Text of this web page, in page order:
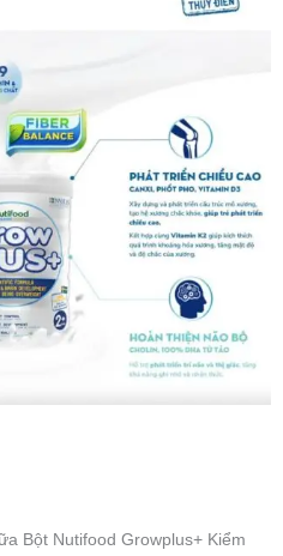
Bột Nutifood Growplus+ Kiểm